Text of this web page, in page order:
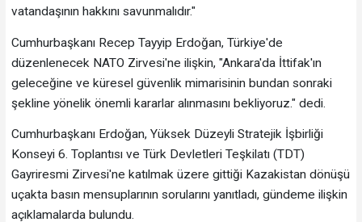
vatandaşının hakkını savunmalıdır."
Cumhurbaşkanı Recep Tayyip Erdoğan, Türkiye'de
düzenlenecek NATO Zirvesi'ne ilişkin, "Ankara'da İttifak'ın
geleceğine ve küresel güvenlik mimarisinin bundan sonraki
şekline yönelik önemli kararlar alınmasını bekliyoruz." dedi.
Cumhurbaşkanı Erdoğan, Yüksek Düzeyli Stratejik İşbirliği
Konseyi 6. Toplantısı ve Türk Devletleri Teşkilatı (TDT)
Gayriresmi Zirvesi'ne katılmak üzere gittiği Kazakistan dönüşü
uçakta basın mensuplarının sorularını yanıtladı, gündeme ilişkin
açıklamalarda bulundu.